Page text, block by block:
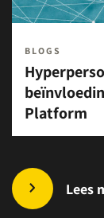
BLOGS
Platform
Lees